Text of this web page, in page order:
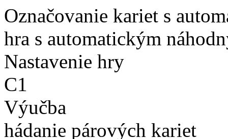
Označovanie kariet s
hra s automatickým
Nastavenie hry
C1
Výučba
hádanie párových kariet